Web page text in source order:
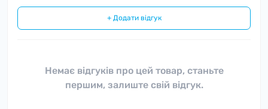
+ Додати відгук
Немає відгуків про цей товар, станьте
першим, залиште свій відгук.